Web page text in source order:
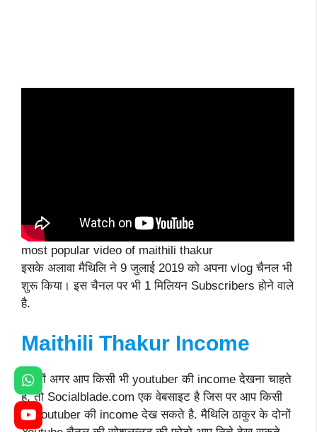
most popular video of maithili thakur
इसके अलावा मैथिलि ने 9 जुलाई 2019 को अपना vlog चैनल भी
शुरू किया। इस चैनल पर भी 1 मिलियन Subscribers होने वाले
है.
Maithili Thakur Income
दोस्तों अगर आप किसी भी youtuber की income देखना चाहते
है. तो Socialblade.com एक वेबसाइट है जिस पर आप किसी
भी youtuber की income देख सकते है. मैथिलि ठाकुर के दोनों